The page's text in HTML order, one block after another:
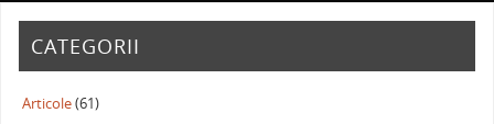
CATEGORII
Articole(61)